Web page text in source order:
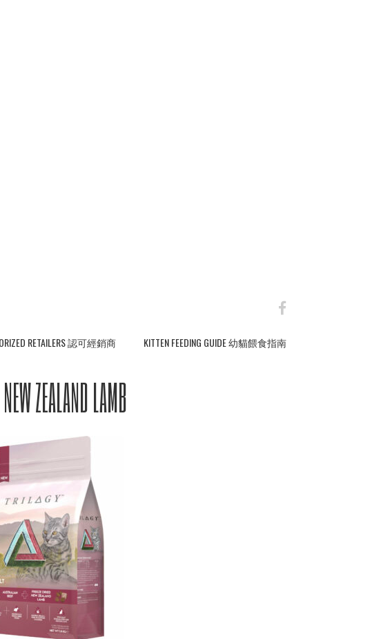
RETAILERS 認可經銷商 KITTEN FEEDING GUIDE 幼貓餵食指南
ZEALAND LAMB